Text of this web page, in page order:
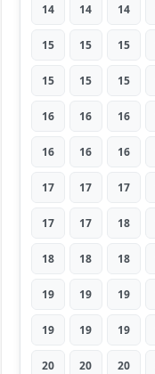
14 14 14
15 15 15
15 15 15
16 16 16
16 16 16
17 17 17
17 17 18
18 18 18
19 19 19
19 19 19
20 20 20